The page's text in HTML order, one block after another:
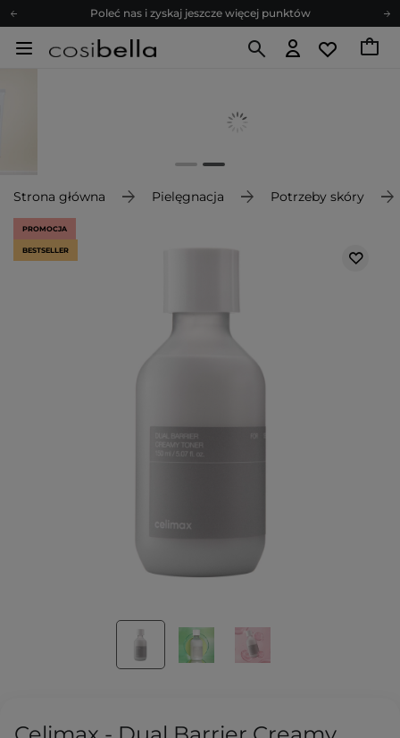
Poleć nas i zyskaj jeszcze więcej punktów
Zapisz się na newsletter pełen porad
Poleć nas i zyskaj jeszcze więcej punktów
Strona główna Pielęgnacja Potrzeby skóry
PROMOCJA
BESTSELLER